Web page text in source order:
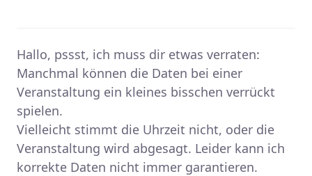
Hallo, pssst, ich muss dir etwas verraten:
Manchmal können die Daten bei einer
Veranstaltung ein kleines bisschen verrückt
spielen.
Vielleicht stimmt die Uhrzeit nicht, oder die
Veranstaltung wird abgesagt. Leider kann ich
korrekte Daten nicht immer garantieren.